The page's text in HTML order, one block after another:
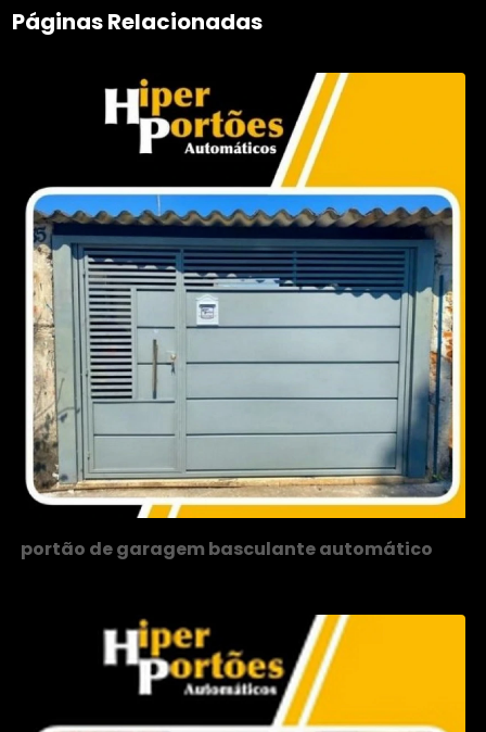
Páginas Relacionadas
portão de garagem basculante automático